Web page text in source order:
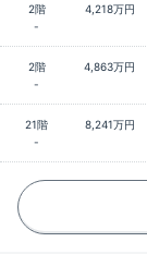
2階 4,218万円
-
2階 4,863万円
-
21階 8,241万円
-